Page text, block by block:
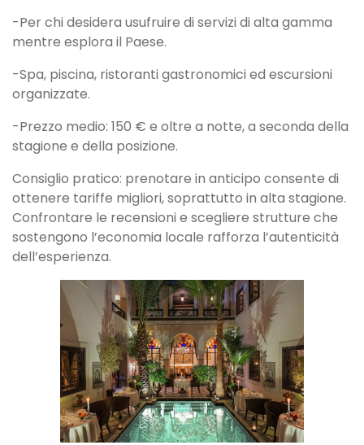
-Per chi desidera usufruire di servizi di alta gamma
mentre esplora il Paese.
-Spa, piscina, ristoranti gastronomici ed escursioni
organizzate.
-Prezzo medio: 150 € e oltre a notte, a seconda della
stagione e della posizione.
Consiglio pratico: prenotare in anticipo consente di
ottenere tariffe migliori, soprattutto in alta stagione.
Confrontare le recensioni e scegliere strutture che
sostengono l’economia locale rafforza l’autenticità
dell’esperienza.